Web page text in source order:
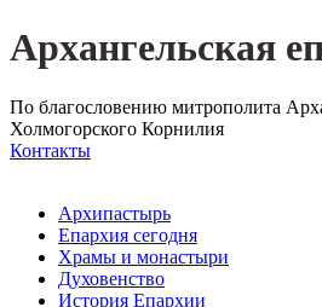
Архангельская
По благословению митрополита
Холмогорского Корнилия
Контакты
Архипастырь
Епархия сегодня
Храмы и монастыри
Духовенство
История Епархии